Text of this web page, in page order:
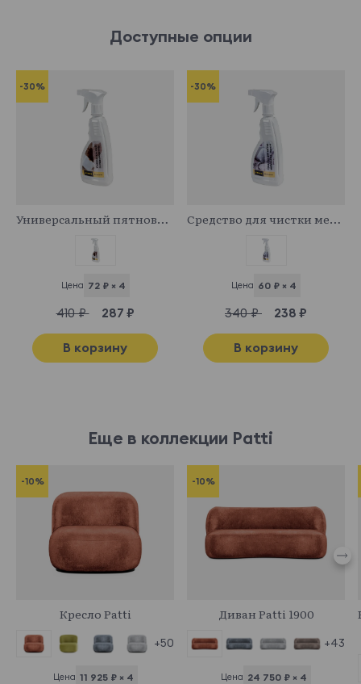
Доступные опции
-30%
Универсальный пятновыводитель
Цена 72 ₽ × 4
410 ₽ 287 ₽
В корзину
-30%
Средство для чистки мебельных тканей
Цена 60 ₽ × 4
340 ₽ 238 ₽
В корзину
Еще в коллекции Patti
-10%
Кресло Patti
+50
Цена 11 925 ₽ × 4
-10%
Диван Patti 1900
+43
Цена 24 750 ₽ × 4